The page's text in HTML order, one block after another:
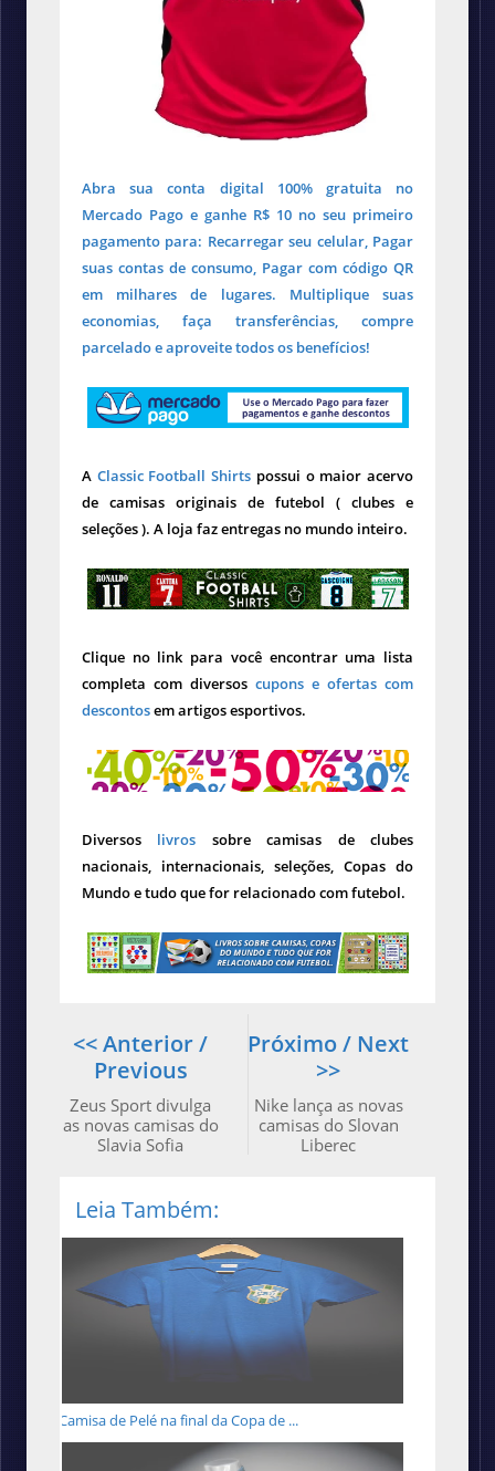
Abra sua conta digital 100% gratuita no
Mercado Pago e ganhe R$ 10 no seu primeiro
pagamento para: Recarregar seu celular, Pagar
suas contas de consumo, Pagar com código QR
em milhares de lugares. Multiplique suas
economias, faça transferências, compre
parcelado e aproveite todos os benefícios!
A Classic Football Shirts possui o maior acervo
de camisas originais de futebol ( clubes e
seleções ). A loja faz entregas no mundo inteiro.
Clique no link para você encontrar uma lista
completa com diversos cupons e ofertas com
descontosem artigos esportivos.
Diversos livros sobre camisas de clubes
nacionais, internacionais, seleções, Copas do
Mundo e tudo que for relacionado com futebol.
Próximo / Next
>>
Nike lança as novas
camisas do Slovan
Liberec
<< Anterior /
Previous
Zeus Sport divulga
as novas camisas do
Slavia Sofia
Leia Também:
Camisa de Pelé na final da Copa de ...